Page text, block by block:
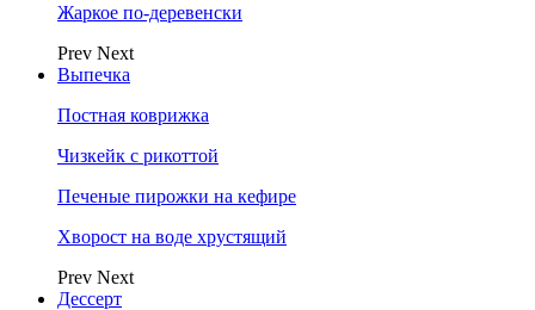
Жаркое по-деревенски
Prev Next
Выпечка
Постная коврижка
Чизкейк с рикоттой
Печеные пирожки на кефире
Хворост на воде хрустящий
Prev Next
Дессерт